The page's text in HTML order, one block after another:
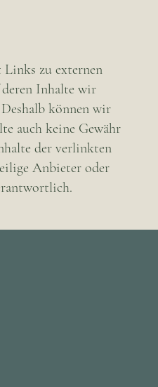
zu externen
Inhalte wir
können wir
auch keine Gewähr
der verlinkten
Anbieter oder